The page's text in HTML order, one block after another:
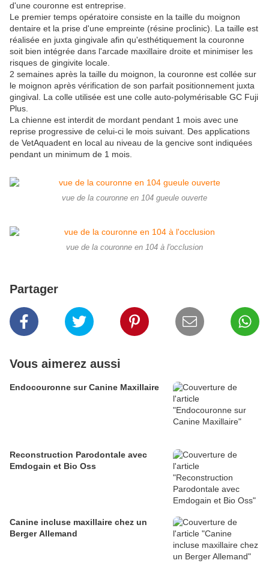
d'une couronne est entreprise.
Le premier temps opératoire consiste en la taille du moignon
dentaire et la prise d'une empreinte (résine proclinic). La taille est
réalisée en juxta gingivale afin qu'esthétiquement la couronne
soit bien intégrée dans l'arcade maxillaire droite et minimiser les
risques de gingivite locale.
2 semaines après la taille du moignon, la couronne est collée sur
le moignon après vérification de son parfait positionnement juxta
gingival. La colle utilisée est une colle auto-polymérisable GC Fuji
Plus.
La chienne est interdit de mordant pendant 1 mois avec une
reprise progressive de celui-ci le mois suivant. Des applications
de VetAquadent en local au niveau de la gencive sont indiquées
pendant un minimum de 1 mois.
vue de la couronne en 104 gueule ouverte
vue de la couronne en 104 à l'occlusion
Partager
Vous aimerez aussi
Endocouronne sur Canine Maxillaire
Reconstruction Parodontale avec
Emdogain et Bio Oss
Canine incluse maxillaire chez un
Berger Allemand